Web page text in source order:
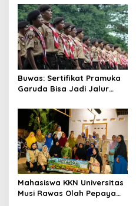
Digital
Buwas: Sertifikat Pramuka
Garuda Bisa Jadi Jalur
dan Perguruan Tinggi
Mahasiswa KKN Universitas
Musi Rawas Olah Pepaya